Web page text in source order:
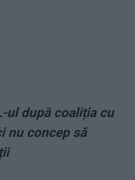
ul după coaliția cu
nu concep să